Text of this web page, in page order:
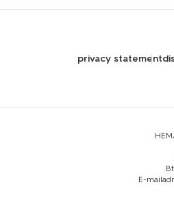
privacy statement
E-